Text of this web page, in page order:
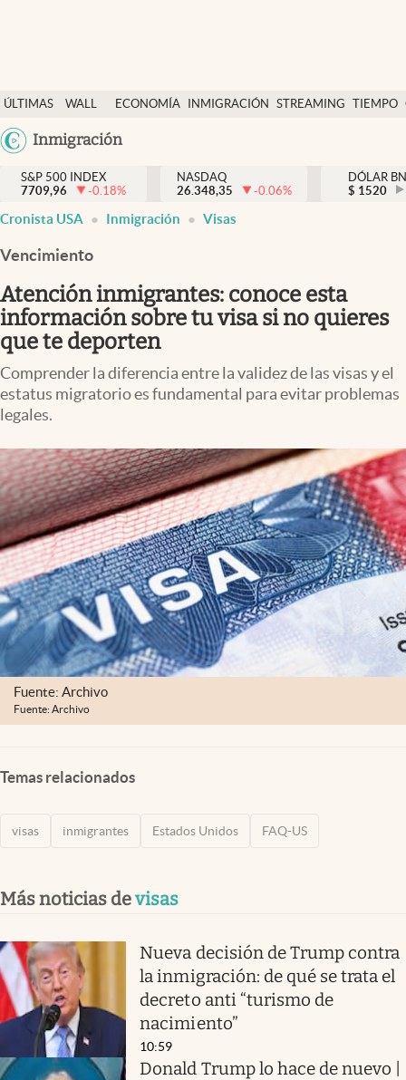
ÚLTIMAS
NOTICIAS
WALL
Y
DÓLAR
ECONOMÍA INMIGRACIÓN STREAMING TIEMPO
México
Inmigración
Finanzas y economía
Wall Street y dólar
Inmigración
Espiritual
Streaming
PC y mobile
Lifestyle
USA
S&P 500 INDEX
7709,96
-0.18%
NASDAQ
26.348,35
-0.06%
DÓLAR
$ 1520
Cronista USA Inmigración Visas
Vencimiento
Atención inmigrantes: conoce esta
información sobre tu visa si no quieres
que te deporten
Comprender la diferencia entre la validez de las visas y el
estatus migratorio es fundamental para evitar problemas
legales.
Fuente: Archivo
Fuente: Archivo
Temas relacionados
visas inmigrantes Estados Unidos FAQ-US
Más noticias devisas
Nueva decisión de Trump contra
la inmigración: de qué se trata el
decreto anti “turismo de
nacimiento”
10:59
Donald Trump lo hace de nuevo |